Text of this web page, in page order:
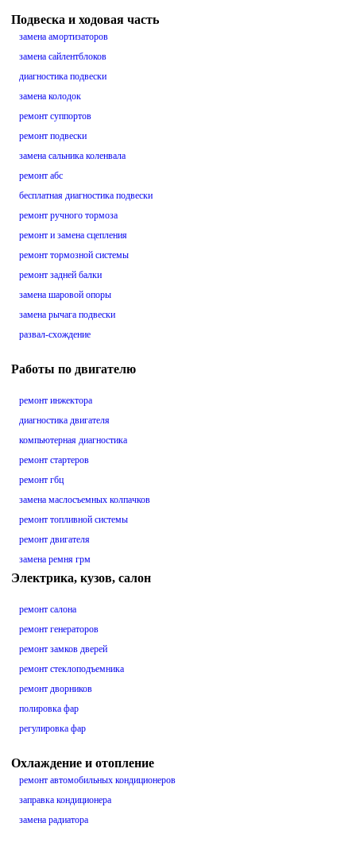
Подвеска и ходовая часть
замена амортизаторов
замена сайлентблоков
диагностика подвески
замена колодок
ремонт суппортов
ремонт подвески
замена сальника коленвала
ремонт абс
бесплатная диагностика подвески
ремонт ручного тормоза
ремонт и замена сцепления
ремонт тормозной системы
ремонт задней балки
замена шаровой опоры
замена рычага подвески
развал-схождение
Работы по двигателю
ремонт инжектора
диагностика двигателя
компьютерная диагностика
ремонт стартеров
ремонт гбц
замена маслосъемных колпачков
ремонт топливной системы
ремонт двигателя
замена ремня грм
Электрика, кузов, салон
ремонт салона
ремонт генераторов
ремонт замков дверей
ремонт стеклоподъемника
ремонт дворников
полировка фар
регулировка фар
Охлаждение и отопление
ремонт автомобильных кондиционеров
заправка кондиционера
замена радиатора